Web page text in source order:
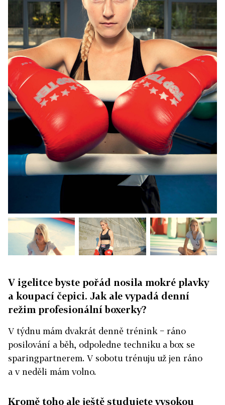
V igelitce byste pořád nosila mokré plavky
a koupací čepici. Jak ale vypadá denní
režim profesionální boxerky?
V týdnu mám dvakrát denně trénink − ráno
posilování a běh, odpoledne techniku a box se
sparingpartnerem. V sobotu trénuju už jen ráno
a v neděli mám volno.
Kromě toho ale ještě studujete vysokou